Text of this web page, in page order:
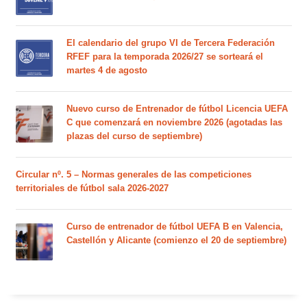
El calendario del grupo VI de Tercera Federación
RFEF para la temporada 2026/27 se sorteará el
martes 4 de agosto
Nuevo curso de Entrenador de fútbol Licencia UEFA
C que comenzará en noviembre 2026 (agotadas las
plazas del curso de septiembre)
Circular nº. 5 – Normas generales de las competiciones
territoriales de fútbol sala 2026-2027
Curso de entrenador de fútbol UEFA B en Valencia,
Castellón y Alicante (comienzo el 20 de septiembre)